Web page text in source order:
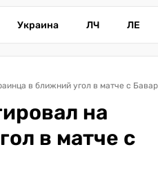
Украина ЛЧ ЛЕ
в ближний угол в матче с
на
в матче с